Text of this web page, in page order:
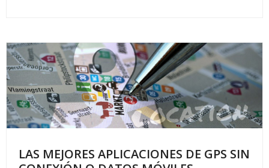
b
o
o
k
er l p
ar
ti
r
LAS MEJORES APLICACIONES DE GPS SIN